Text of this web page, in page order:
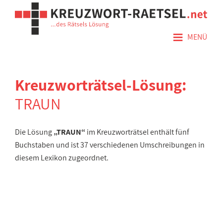
≡ MENÜ
Kreuzworträtsel-Lösung:
TRAUN
Die Lösung„TRAUN“ im Kreuzworträtsel enthält fünf
Buchstaben und ist 37 verschiedenen Umschreibungen in
diesem Lexikon zugeordnet.